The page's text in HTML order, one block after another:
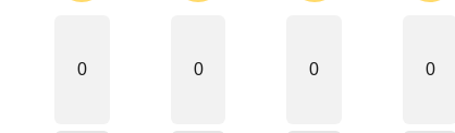
0 0 0 0